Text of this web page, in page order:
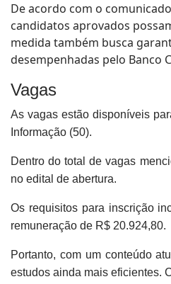
De acordo com o
candidatos aprovados
medida também busca
desempenhadas pelo Banco
Vagas
As vagas estão disponíveis
Informação (50).
Dentro do total de vagas
no edital de abertura.
Os requisitos para inscrição
remuneração de R$ 20.924,80.
Portanto, com um conteúdo
estudos ainda mais eficientes.